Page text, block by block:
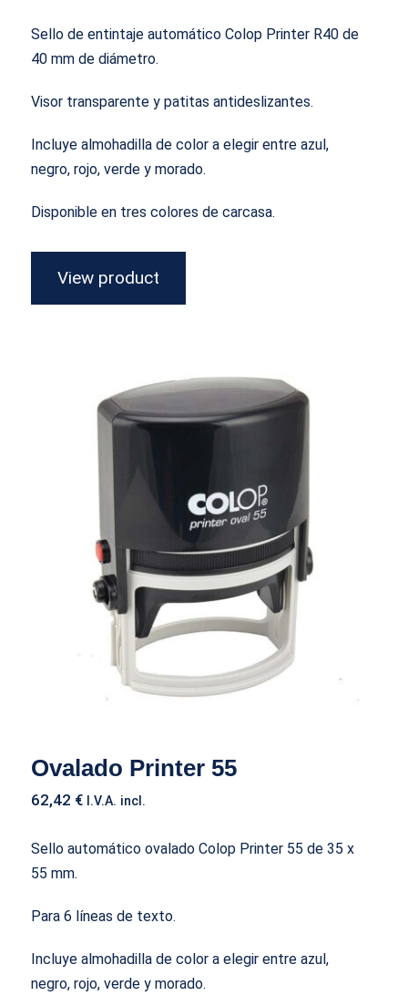
Sello de entintaje automático Colop Printer R40 de
40 mm de diámetro.
Visor transparente y patitas antideslizantes.
Incluye almohadilla de color a elegir entre azul,
negro, rojo, verde y morado.
Disponible en tres colores de carcasa.
View product
Ovalado Printer 55
Ovalado Printer 55
62,42 € I.V.A. incl.
Sello automático ovalado Colop Printer 55 de 35 x
55 mm.
Para 6 líneas de texto.
Incluye almohadilla de color a elegir entre azul,
negro, rojo, verde y morado.